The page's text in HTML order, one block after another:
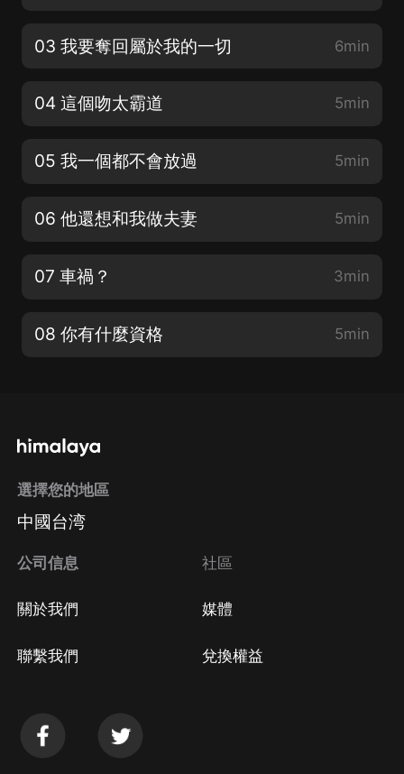
03 我要奪回屬於我的一切 6min
04 這個吻太霸道 5min
05 我一個都不會放過 5min
06 他還想和我做夫妻 5min
07 車禍？ 3min
08 你有什麼資格 5min
選擇您的地區
中國台湾
公司信息
關於我們
聯繫我們
社區
媒體
兌換權益